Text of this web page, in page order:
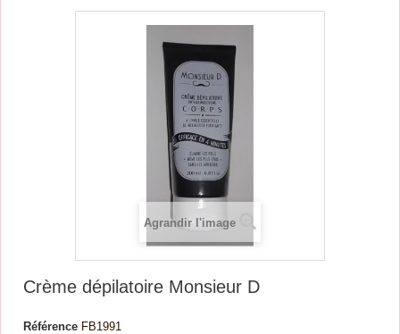
Agrandir l'image
Crème dépilatoire Monsieur D
Référence FB1991